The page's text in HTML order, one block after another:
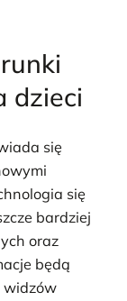
dzieci
się
się
bardziej
oraz
będą
widzów